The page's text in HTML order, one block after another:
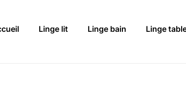
Linge lit Linge bain Linge